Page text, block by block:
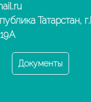
Татарстан,
Документы